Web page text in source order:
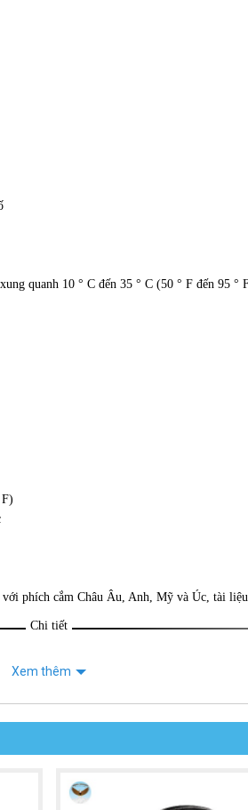
quanh 10 ° C đến 35 ° C (50 ° F đến 95
với phích cắm Châu Âu, Anh, Mỹ và Úc, tài
Chi tiết
Xem thêm